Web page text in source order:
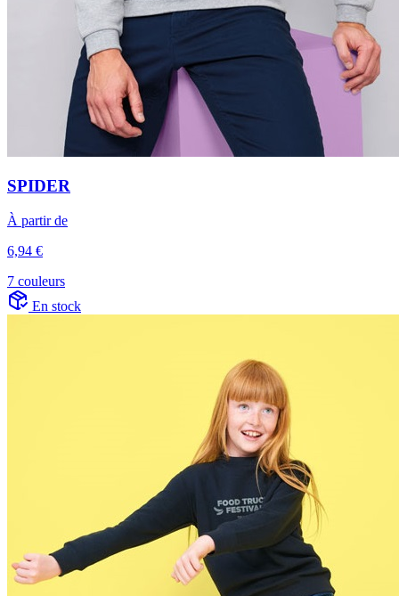
SPIDER
À partir de
6,94 €
7 couleurs
En stock